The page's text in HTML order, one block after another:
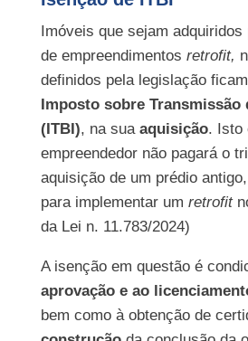
Imóveis que sejam
de empreendimentos retrofit,
definidos pela legislação ficam
Imposto sobre Transmissão
(ITBI), na sua aquisição. Isto
empreendedor não pagará o
aquisição de um prédio
para implementar um retrofit
da Lei n. 11.783/2024)
A isenção em questão é
aprovação e ao
bem como à obtenção de